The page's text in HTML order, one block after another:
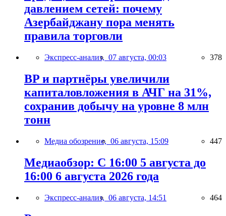
давлением сетей: почему
Азербайджану пора менять
правила торговли
Экспресс-анализ, 07 августа, 00:03 378
BP и партнёры увеличили
капиталовложения в АЧГ на 31%,
сохранив добычу на уровне 8 млн
тонн
Медиа обозрение, 06 августа, 15:09 447
Медиаобзор: С 16:00 5 августа до
16:00 6 августа 2026 года
Экспресс-анализ, 06 августа, 14:51 464